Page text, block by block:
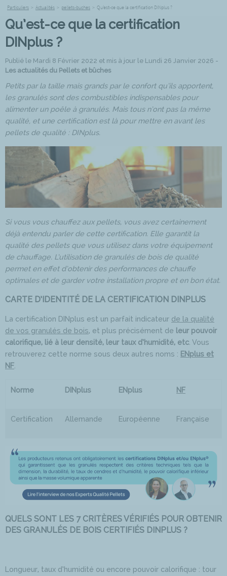
Particuliers > Actualités > pellets-buches > Qu’est-ce que la certification DINplus ?
Qu’est-ce que la certification
DINplus ?
Publié le Mardi 8 Février 2022 et mis à jour le Lundi 26 Janvier 2026 -
Les actualités du Pellets et bûches
Petits par la taille mais grands par le confort qu’ils apportent,
les granulés sont des combustibles indispensables pour
alimenter un poêle à granulés. Mais tous n’ont pas la même
qualité, et une certification est là pour mettre en avant les
pellets de qualité : DINplus.
Si vous vous chauffez aux pellets, vous avez certainement
déjà entendu parler de cette certification. Elle garantit la
qualité des pellets que vous utilisez dans votre équipement
de chauffage. L’utilisation de granulés de bois de qualité
permet en effet d’obtenir des performances de chauffe
optimales et de garder votre installation propre et en bon état.
CARTE D’IDENTITÉ DE LA CERTIFICATION DINPLUS
La certification DINplus est un parfait indicateur de la qualité
de vos granulés de bois, et plus précisément de leur pouvoir
calorifique, lié à leur densité, leur taux d’humidité, etc . Vous
retrouverez cette norme sous deux autres noms : ENplus et
NF
Norme DINplus ENplus NF
Certification Allemande Européenne Française
QUELS SONT LES 7 CRITÈRES VÉRIFIÉS POUR OBTENIR
DES GRANULÉS DE BOIS CERTIFIÉS DINPLUS ?
Longueur, taux d’humidité ou encore pouvoir calorifique : tour